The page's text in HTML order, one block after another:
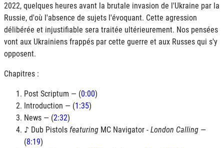
2022, quelques heures avant la brutale invasion de l'Ukraine par la
Russie, d'où l'absence de sujets l'évoquant. Cette agression
délibérée et injustifiable sera traitée ultérieurement. Nos pensées
vont aux Ukrainiens frappés par cette guerre et aux Russes qui s'y
opposent.
Chapitres :
Post Scriptum — (0:00)
Introduction — (1:35)
News — (2:32)
♪ Dub Pistols featuring MC Navigator - London Calling —
(8:19)